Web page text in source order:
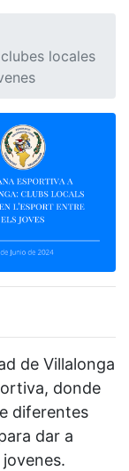
locales
de Villalonga
donde
diferentes
dar a